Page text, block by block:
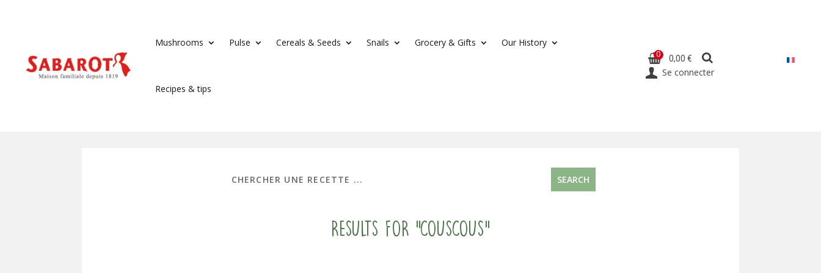
Mushrooms Pulse Cereals & Seeds Snails Grocery & Gifts Our History
Recipes & tips
0 0,00 €
Se connecter
Results for "couscous"